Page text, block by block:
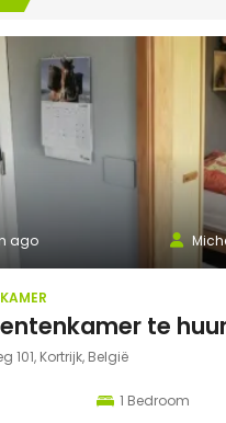
ago
te
101, Kortrijk, België
1 Bedroom